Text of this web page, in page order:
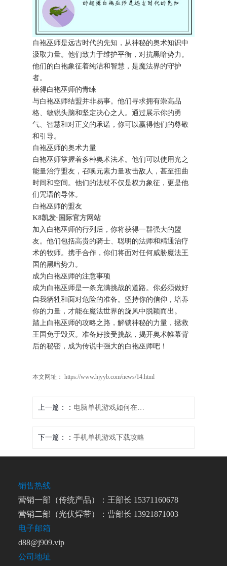
白袍巫师是远古时代的先知，从神秘的奥术知识中
汲取力量。他们致力于维护平衡，对抗黑暗势力。
他们的白袍象征着纯洁和智慧，是魔法界的守护
者。
获得白袍巫师的青睐
与白袍巫师结盟并非易事。他们寻求拥有崇高品
格、敏锐头脑和坚定决心之人。通过展示你的勇
气、智慧和对正义的承诺，你可以赢得他们的尊敬
和引导。
白袍巫师的奥术力量
白袍巫师掌握着多种奥术法术。他们可以使用光之
能量治疗盟友，召唤元素力量攻击敌人，甚至扭曲
时间和空间。他们的法杖不仅是权力象征，更是他
们咒语的导体。
白袍巫师的盟友
K8凯发·国际官方网站
加入白袍巫师的行列后，你将获得一群强大的盟
友。他们包括高贵的骑士、聪明的法师和精通治疗
术的牧师。携手合作，你们将面对任何威胁魔法王
国的黑暗势力。
成为白袍巫师的注意事项
成为白袍巫师是一条充满挑战的道路。你必须做好
自我牺牲和面对危险的准备。坚持你的信仰，培养
你的力量，才能在魔法世界的旋风中脱颖而出。
踏上白袍巫师的攻略之路，解锁神秘的力量，拯救
王国免于毁灭。准备好接受挑战，揭开奥术帷幕背
后的秘密，成为传说中强大的白袍巫师吧！
本文网址： https://www.hjyyb.com/news/14.html
上一篇： 电脑单机游戏如何在手机上运行
下一篇： 手机单机游戏下载攻略
销售热线
营销一部（传统产品）：王部长 15371160678
营销二部（光伏焊带）：曹部长 13921871003
电子邮箱
d88@j909.vip
公司地址